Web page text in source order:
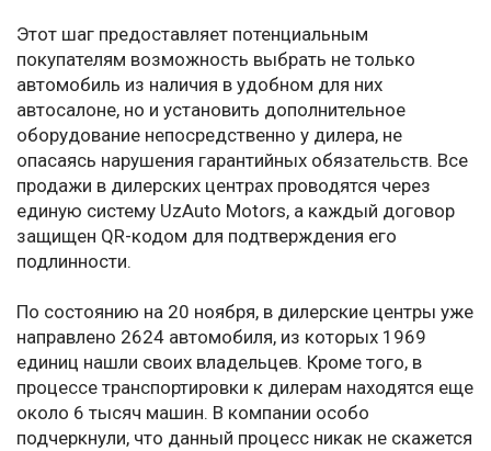
Этот шаг предоставляет потенциальным
покупателям возможность выбрать не только
автомобиль из наличия в удобном для них
автосалоне, но и установить дополнительное
оборудование непосредственно у дилера, не
опасаясь нарушения гарантийных обязательств. Все
продажи в дилерских центрах проводятся через
единую систему UzAuto Motors, а каждый договор
защищен QR-кодом для подтверждения его
подлинности.
По состоянию на 20 ноября, в дилерские центры уже
направлено 2624 автомобиля, из которых 1969
единиц нашли своих владельцев. Кроме того, в
процессе транспортировки к дилерам находятся еще
около 6 тысяч машин. В компании особо
подчеркнули, что данный процесс никак не скажется